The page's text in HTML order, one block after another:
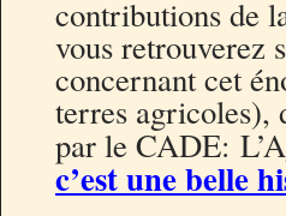
contributions de
vous retrouverez
concernant cet
terres agricoles),
par le CADE:
c’est une belle